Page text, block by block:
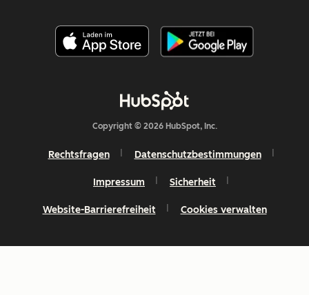
Copyright © 2026 HubSpot, Inc.
Rechtsfragen Datenschutzbestimmungen
Impressum Sicherheit
Website-Barrierefreiheit Cookies verwalten